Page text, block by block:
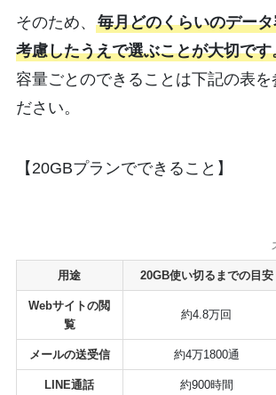
そのため、 毎月どのくらいのデー
考慮したうえで選ぶことが大切です
容量ごとのできることは下記の表を
ださい。
【20GBプランでできること】
用途 20GB使い切るまでの目安
Webサイトの閲
覧
約4.8万回
メールの送受信 約4万1800通
LINE通話 約900時間